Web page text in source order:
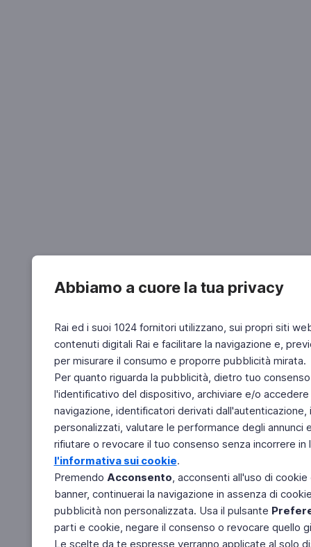
Abbiamo a cuore la tua privacy
Rai ed i suoi 1024 fornitori utilizzano, sui propri siti
contenuti digitali Rai e facilitare la navigazione e,
per misurare il consumo e proporre pubblicità mirata.
Per quanto riguarda la pubblicità, dietro tuo
l'identificativo del dispositivo, archiviare e/o
navigazione, identificatori derivati
personalizzati, valutare le performance degli
rifiutare o revocare il tuo consenso senza incorrere
l'informativa sui cookie.
Premendo Acconsento, acconsenti all'uso di
banner, continuerai la navigazione in assenza di
pubblicità non personalizzata. Usa il pulsante
parti e cookie, negare il consenso o revocare quello
Le scelte da te espresse verranno applicate al solo